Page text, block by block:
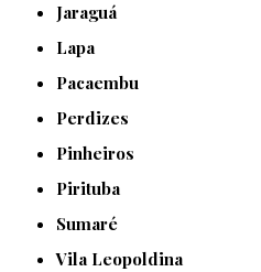
Jaraguá
Lapa
Pacaembu
Perdizes
Pinheiros
Pirituba
Sumaré
Vila Leopoldina